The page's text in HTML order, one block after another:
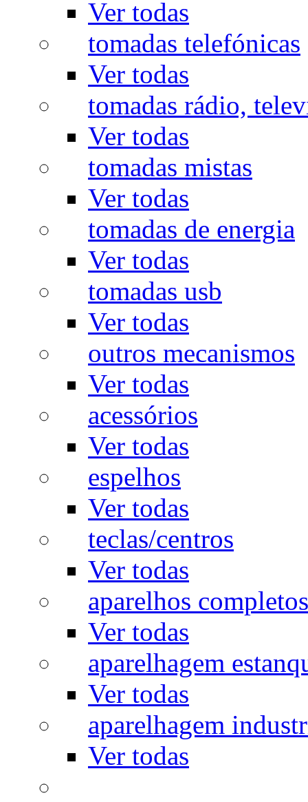
Ver todas
tomadas telefónicas
Ver todas
tomadas rádio,
Ver todas
tomadas mistas
Ver todas
tomadas de energia
Ver todas
tomadas usb
Ver todas
outros mecanismos
Ver todas
acessórios
Ver todas
espelhos
Ver todas
teclas/centros
Ver todas
aparelhos completos
Ver todas
aparelhagem
Ver todas
aparelhagem
Ver todas